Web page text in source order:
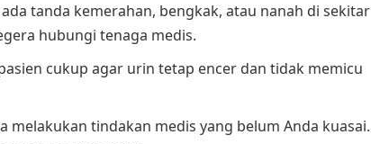
tanda kemerahan, bengkak, atau nanah di sekitar
hubungi tenaga medis.
cukup agar urin tetap encer dan tidak memicu
melakukan tindakan medis yang belum Anda kuasai.